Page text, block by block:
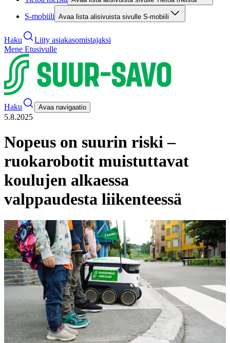
S-mobiili Avaa lista alisivuista sivulle S-mobiili
Haku
Liity asiakasomistajaksi
Mene Etusivulle
Haku Avaa navigaatio
5.8.2025
Nopeus on suurin riski –
ruokarobotit muistuttavat
koulujen alkaessa
valppaudesta liikenteessä